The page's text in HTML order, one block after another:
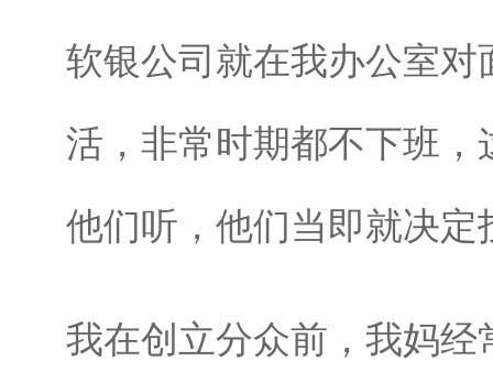
软银公司就在我办公室
活，非常时期都不下班
他们听，他们当即就决
我在创立分众前，我妈